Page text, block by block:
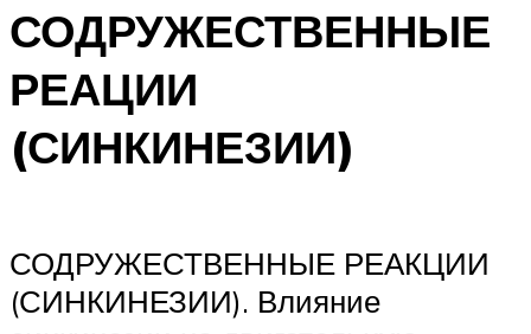
СОДРУЖЕСТВЕННЫЕ
РЕАЦИИ
(СИНКИНЕЗИИ)
СОДРУЖЕСТВЕННЫЕ РЕАКЦИИ
(СИНКИНЕЗИИ). Влияние